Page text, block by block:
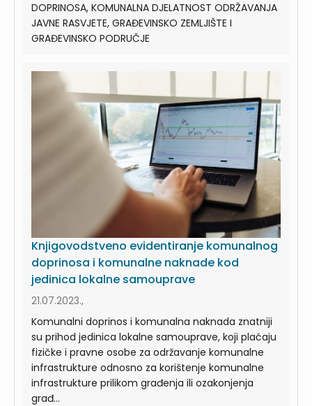
DOPRINOSA, KOMUNALNA DJELATNOST ODRŽAVANJA
JAVNE RASVJETE, GRAĐEVINSKO ZEMLJIŠTE I
GRAĐEVINSKO PODRUČJE
Knjigovodstveno evidentiranje komunalnog
doprinosa i komunalne naknade kod
jedinica lokalne samouprave
21.07.2023.,
Komunalni doprinos i komunalna naknada znatniji
su prihod jedinica lokalne samouprave, koji plaćaju
fizičke i pravne osobe za održavanje komunalne
infrastrukture odnosno za korištenje komunalne
infrastrukture prilikom građenja ili ozakonjenja
građ...